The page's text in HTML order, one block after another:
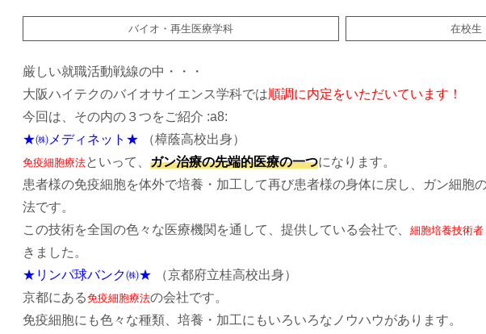
バイオ・再生医療学科 在校生
厳しい就職活動戦線の中・・・
大阪ハイテクのバイオサイエンス学科では順調に内定をいただいています！
今回は、その内の３つをご紹介 :a8:
★㈱メディネット★
（樟蔭高校出身）
免疫細胞療法といって、 ガン治療の先端的医療の一つになります。
患者様の免疫細胞を体外で培養・加工して再び患者様の身体に戻し、ガン細胞
法です。
この技術を全国の色々な医療機関を通して、提供している会社で、 細胞培養技術者
きました。
★リンパ球バンク㈱★
（京都府立桂高校出身）
京都にある免疫細胞療法の会社です。
免疫細胞にも色々な種類、培養・加工にもいろいろなノウハウがあります。